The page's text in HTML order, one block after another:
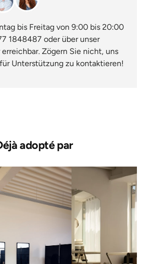
bis Freitag von 9:00 bis 20:00
1848487 oder über unser
Zögern Sie nicht, uns
Unterstützung zu kontaktieren!
adopté par